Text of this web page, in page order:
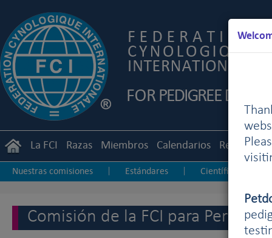
La FCI Razas Miembros Calendarios
Nuestras comisiones Estándares Científica
Comisión de la FCI para Perros